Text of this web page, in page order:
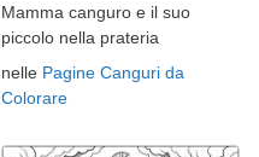
Mamma canguro e il suo
piccolo nella prateria
nelle Pagine Canguri da
Colorare